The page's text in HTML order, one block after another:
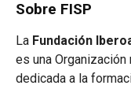
Sobre FISP
La Fundación
es una
dedicada a la